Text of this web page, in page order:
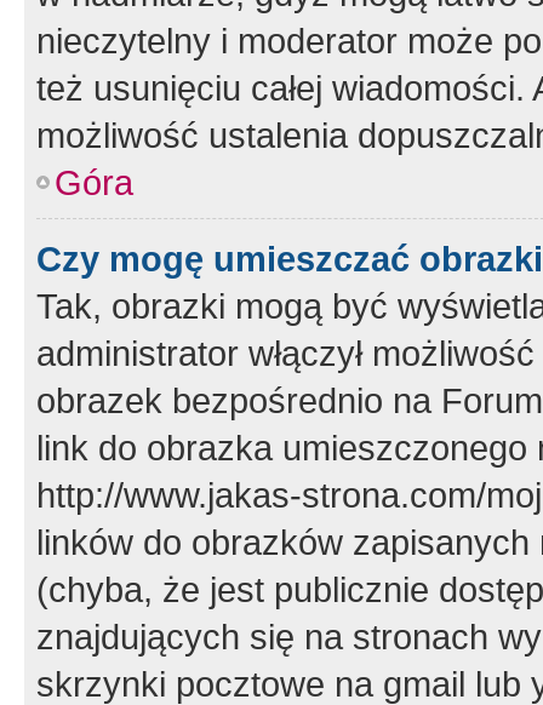
nieczytelny i moderator może
też usunięciu całej
możliwość ustalenia
Góra
Czy mogę umieszczać
Tak, obrazki mogą być
administrator włączył
obrazek bezpośrednio na
link do obrazka
http://www.jakas-strona.com/
linków do obrazków
(chyba, że jest publicznie
znajdujących się na stronach
skrzynki pocztowe na gmail lub